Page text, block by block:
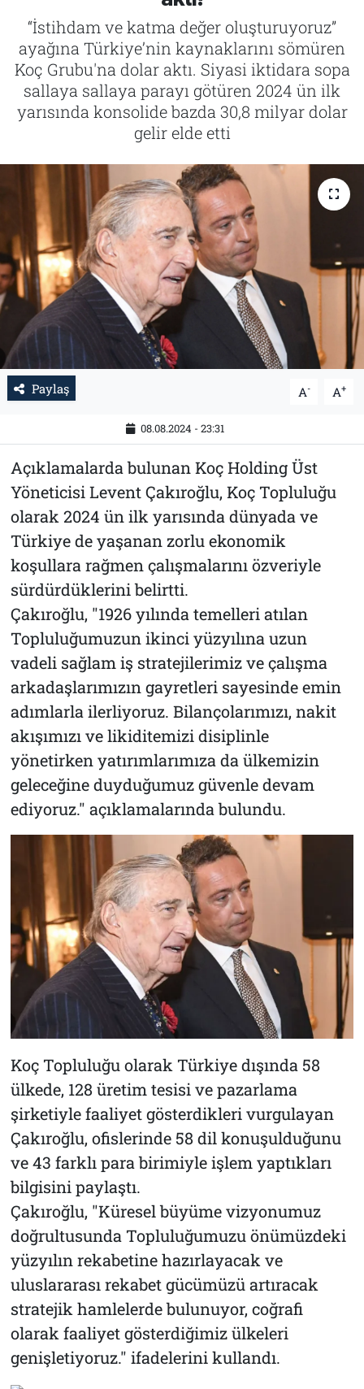
“İstihdam ve katma değer oluşturuyoruz”
ayağına Türkiye’nin kaynaklarını sömüren
Koç Grubu'na dolar aktı. Siyasi iktidara sopa
sallaya sallaya parayı götüren 2024 ün ilk
yarısında konsolide bazda 30,8 milyar dolar
gelir elde etti
Paylaş A- A+
08.08.2024 - 23:31
Açıklamalarda bulunan Koç Holding Üst
Yöneticisi Levent Çakıroğlu, Koç Topluluğu
olarak 2024 ün ilk yarısında dünyada ve
Türkiye de yaşanan zorlu ekonomik
koşullara rağmen çalışmalarını özveriyle
sürdürdüklerini belirtti.
Çakıroğlu, "1926 yılında temelleri atılan
Topluluğumuzun ikinci yüzyılına uzun
vadeli sağlam iş stratejilerimiz ve çalışma
arkadaşlarımızın gayretleri sayesinde emin
adımlarla ilerliyoruz. Bilançolarımızı, nakit
akışımızı ve likiditemizi disiplinle
yönetirken yatırımlarımıza da ülkemizin
geleceğine duyduğumuz güvenle devam
ediyoruz." açıklamalarında bulundu.
Koç Topluluğu olarak Türkiye dışında 58
ülkede, 128 üretim tesisi ve pazarlama
şirketiyle faaliyet gösterdikleri vurgulayan
Çakıroğlu, ofislerinde 58 dil konuşulduğunu
ve 43 farklı para birimiyle işlem yaptıkları
bilgisini paylaştı.
Çakıroğlu, "Küresel büyüme vizyonumuz
doğrultusunda Topluluğumuzu önümüzdeki
yüzyılın rekabetine hazırlayacak ve
uluslararası rekabet gücümüzü artıracak
stratejik hamlelerde bulunuyor, coğrafi
olarak faaliyet gösterdiğimiz ülkeleri
genişletiyoruz." ifadelerini kullandı.
Tarih
İletişim
Künye